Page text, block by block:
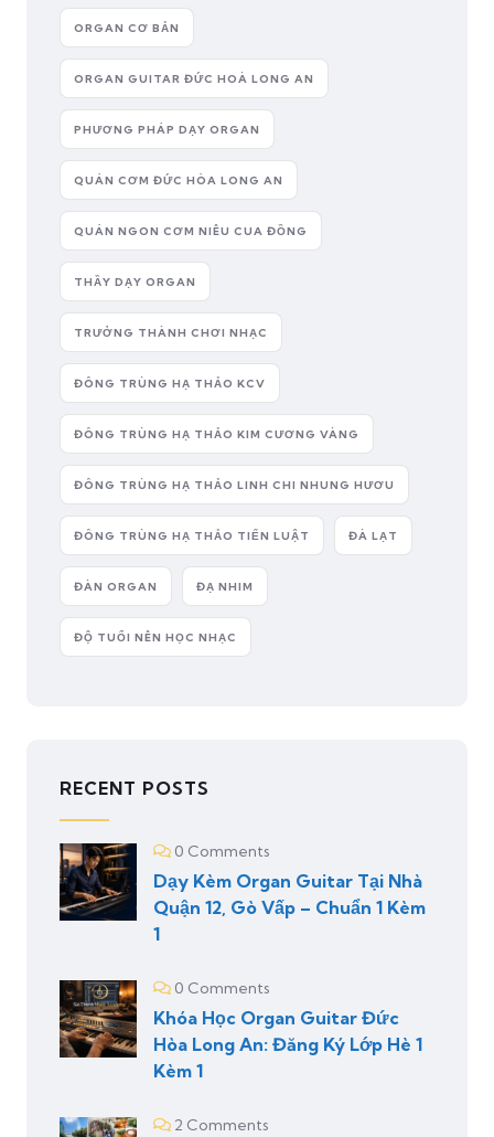
ORGAN CƠ BẢN
ORGAN GUITAR ĐỨC HOÀ LONG AN
PHƯƠNG PHÁP DẠY ORGAN
QUÁN CƠM ĐỨC HÒA LONG AN
QUÁN NGON CƠM NIÊU CUA ĐỒNG
THẦY DẠY ORGAN
TRƯỞNG THÀNH CHƠI NHẠC
ĐÔNG TRÙNG HẠ THẢO KCV
ĐÔNG TRÙNG HẠ THẢO KIM CƯƠNG VÀNG
ĐÔNG TRÙNG HẠ THẢO LINH CHI NHUNG HƯƠU
ĐÔNG TRÙNG HẠ THẢO TIẾN LUẬT ĐÀ LẠT
ĐÀN ORGAN ĐẠ NHIM
ĐỘ TUỔI NÊN HỌC NHẠC
RECENT POSTS
0 Comments
Dạy Kèm Organ Guitar Tại Nhà
Quận 12, Gò Vấp – Chuẩn 1 Kèm
1
0 Comments
Khóa Học Organ Guitar Đức
Hòa Long An: Đăng Ký Lớp Hè 1
Kèm 1
2 Comments